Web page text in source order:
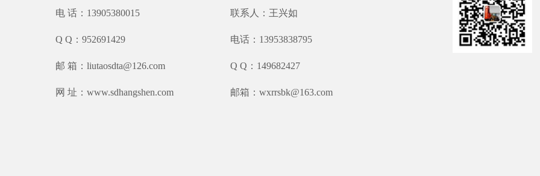
电 话：13905380015
Q Q：952691429
邮 箱：liutaosdta@126.com
网 址：www.sdhangshen.com
联系人：王兴如
电话：13953838795
Q Q：149682427
邮箱：wxrrsbk@163.com